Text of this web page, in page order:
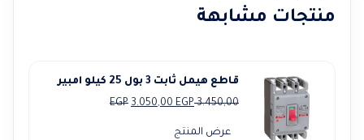
منتجات مشابهة
قاطع هيمل ثابت 3 بول 25 كيلو امبير
3.450,00
EGP
السعر 3.050,00EGP
السعر
عرض المنتج